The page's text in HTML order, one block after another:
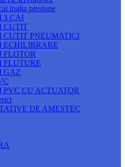
inalta presiune
3 CAI
CUTIT
CUTIT PNEUMATICI
ECHILIBRARE
FLOTOR
FLUTURE
GAZ
PVC CU ACTUATOR
DE AMESTEC